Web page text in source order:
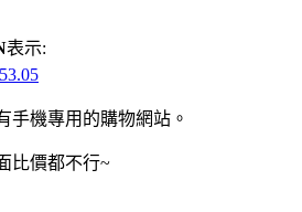
表示:
手機專用的購物網站。
比價都不行~